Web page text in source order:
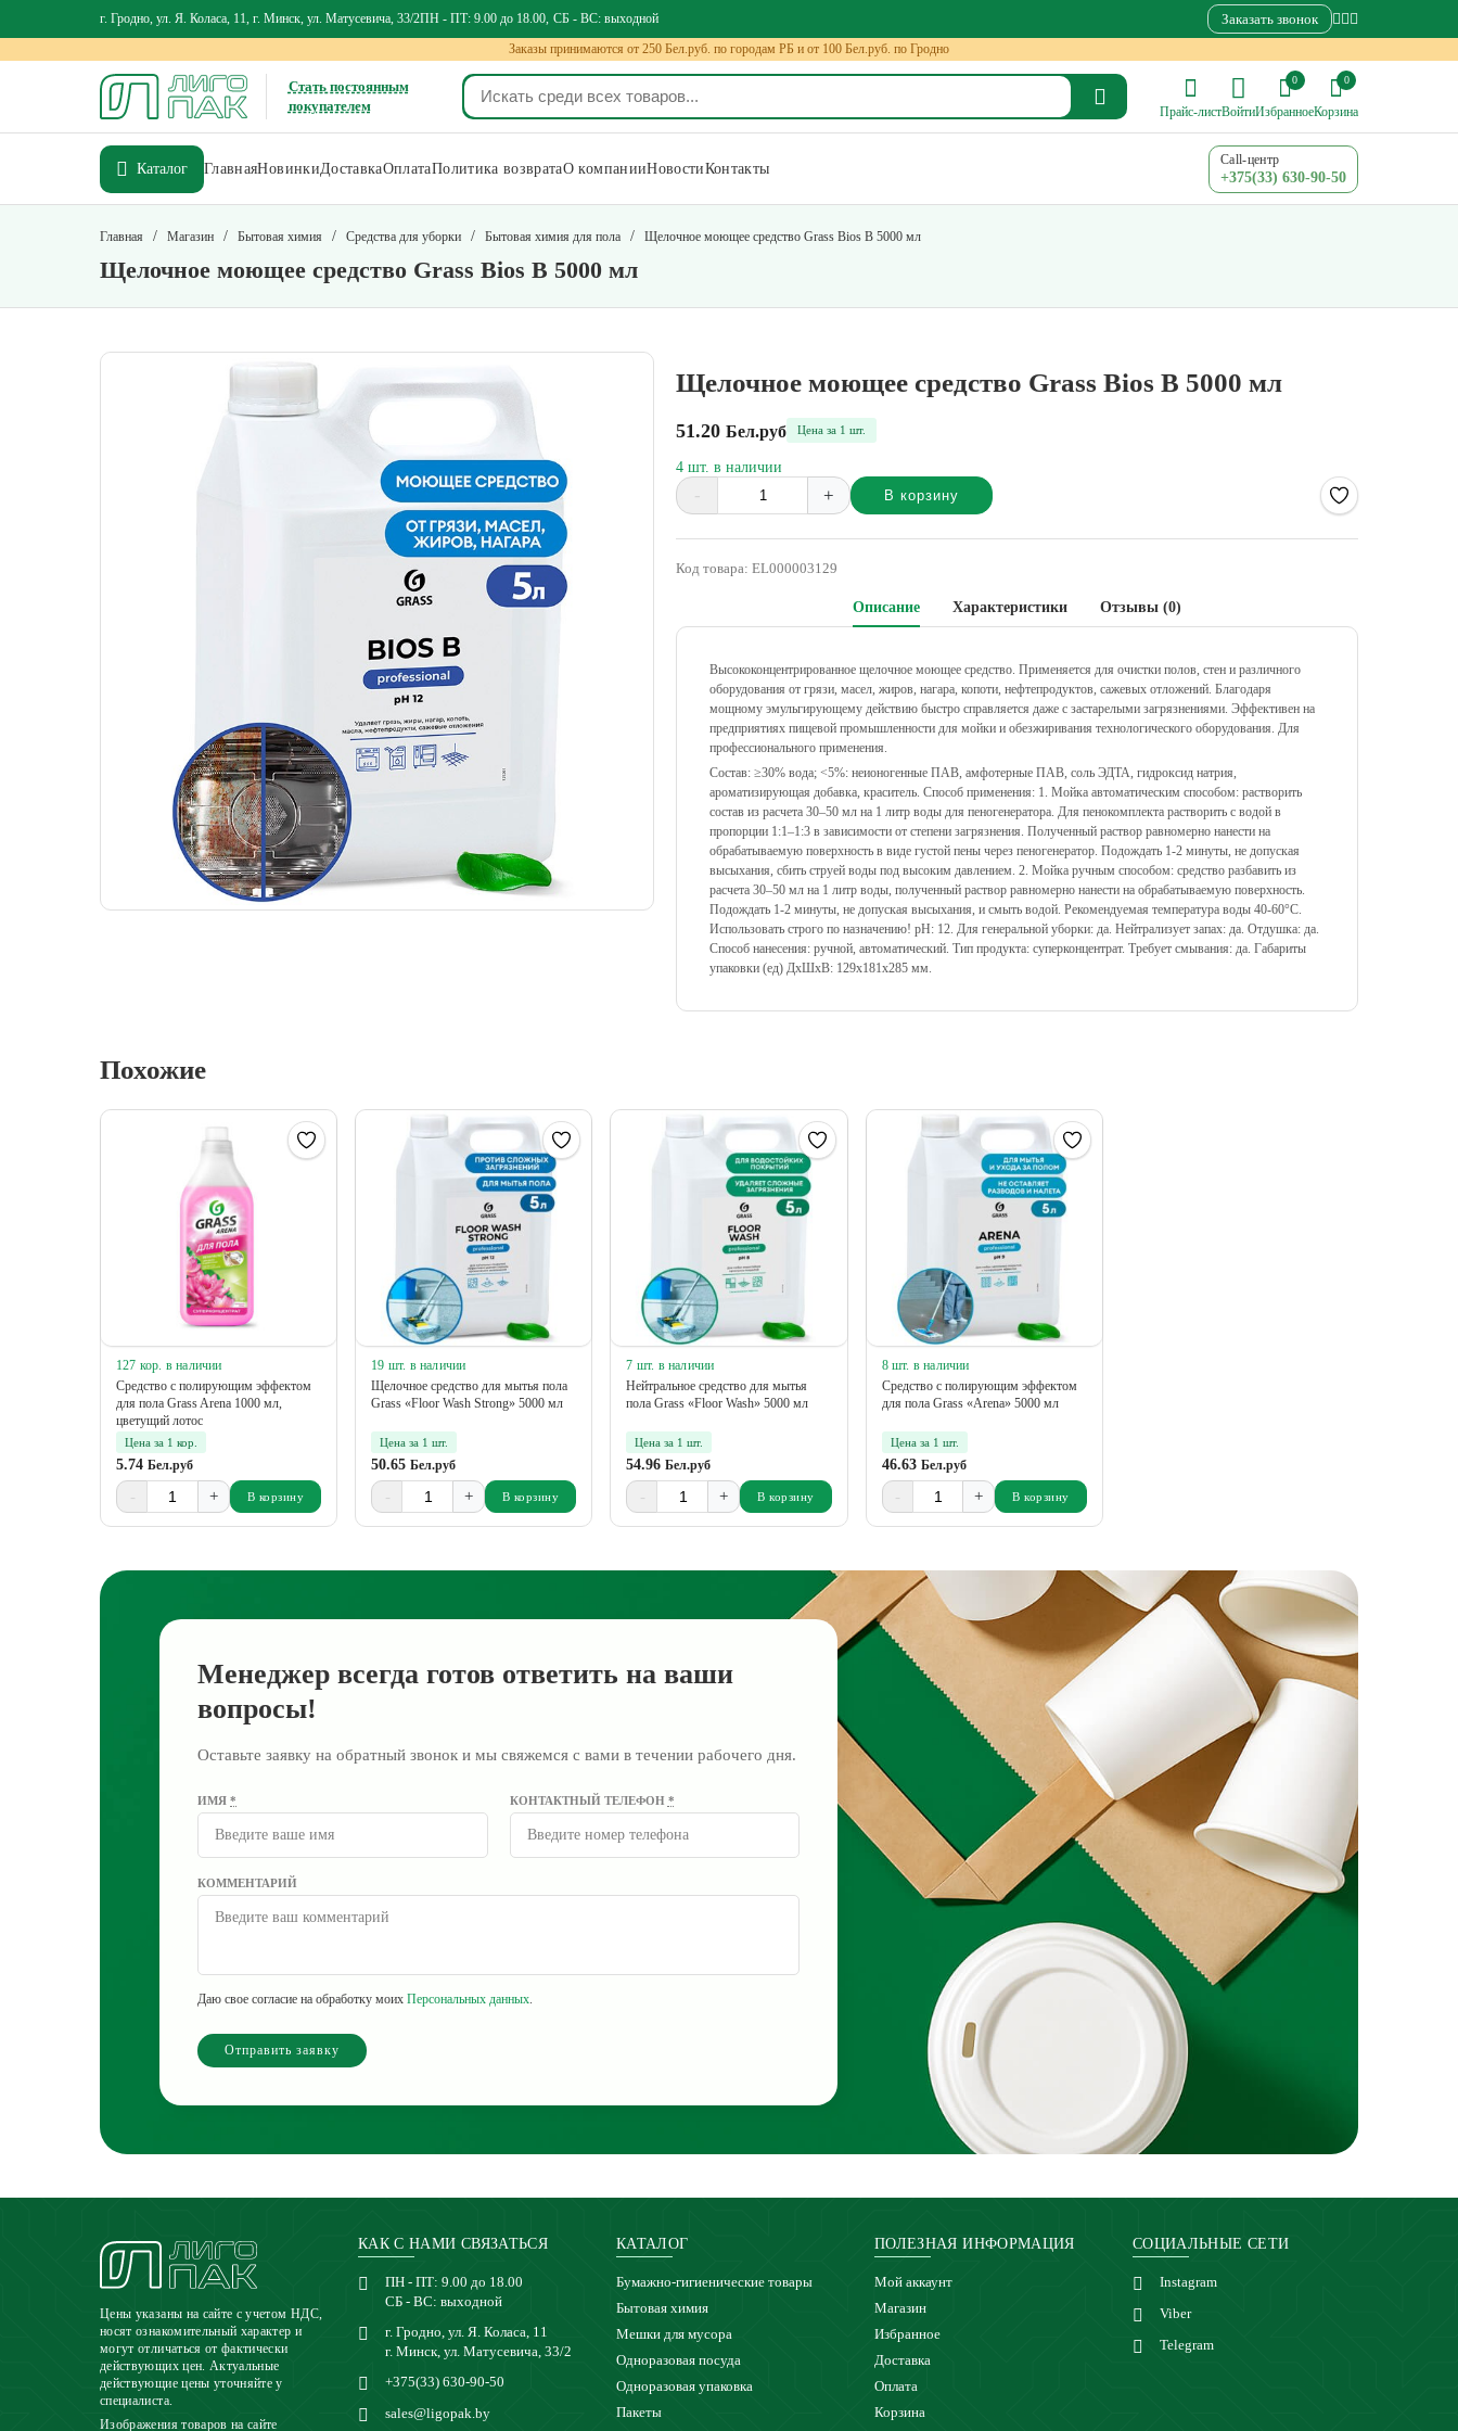
г. Гродно, ул. Я. Коласа, 11, г. Минск, ул. Матусевича, 33/2ПН - ПТ: 9.00 до 18.00 СБ - ВС: выходной Заказать звонок
Заказы принимаются от 250 Бел.руб. по городам РБ и от 100 Бел.руб. по Гродно
Стать постоянным
покупателем
Прайс-листВойти
0
Избранное
0
Корзина
Каталог ГлавнаяНовинкиДоставкаОплатаПолитика возвратаО компанииНовостиКонтакты
Call-центр
+375(33) 630-90-50
Главная / Магазин / Бытовая химия / Средства для уборки / Бытовая химия для пола / Щелочное моющее средство Grass Bios B 5000 мл
Щелочное моющее средство Grass Bios B 5000 мл
Щелочное моющее средство Grass Bios B 5000 мл
51.20 Бел.руб Цена за 1 шт.
4 шт. в наличии
- + В корзину
Alternative:
Код товара: EL000003129
Описание Характеристики Отзывы (0)
Высококонцентрированное щелочное моющее средство. Применяется для очистки полов, стен и различного
оборудования от грязи, масел, жиров, нагара, копоти, нефтепродуктов, сажевых отложений. Благодаря
мощному эмульгирующему действию быстро справляется даже с застарелыми загрязнениями. Эффективен на
предприятиях пищевой промышленности для мойки и обезжиривания технологического оборудования. Для
профессионального применения.
Состав: ≥30% вода; <5%: неионогенные ПАВ, амфотерные ПАВ, соль ЭДТА, гидроксид натрия,
ароматизирующая добавка, краситель. Способ применения: 1. Мойка автоматическим способом: растворить
состав из расчета 30–50 мл на 1 литр воды для пеногенератора. Для пенокомплекта растворить с водой в
пропорции 1:1–1:3 в зависимости от степени загрязнения. Полученный раствор равномерно нанести на
обрабатываемую поверхность в виде густой пены через пеногенератор. Подождать 1-2 минуты, не допуская
высыхания, сбить струей воды под высоким давлением. 2. Мойка ручным способом: средство разбавить из
расчета 30–50 мл на 1 литр воды, полученный раствор равномерно нанести на обрабатываемую поверхность.
Подождать 1-2 минуты, не допуская высыхания, и смыть водой. Рекомендуемая температура воды 40-60°С.
Использовать строго по назначению! рН: 12. Для генеральной уборки: да. Нейтрализует запах: да. Отдушка: да.
Способ нанесения: ручной, автоматический. Тип продукта: суперконцентрат. Требует смывания: да. Габариты
упаковки (ед) ДхШхВ: 129x181x285 мм.
Похожие
127 кор. в наличии
Средство с полирующим эффектом
для пола Grass Arena 1000 мл,
цветущий лотос
Цена за 1 кор.
5.74 Бел.руб
- + В корзину
19 шт. в наличии
Щелочное средство для мытья пола
Grass «Floor Wash Strong» 5000 мл
Цена за 1 шт.
50.65Бел.руб
- + В корзину
7 шт. в наличии
Нейтральное средство для мытья
пола Grass «Floor Wash» 5000 мл
Цена за 1 шт.
54.96Бел.руб
- + В корзину
8 шт. в наличии
Средство с полирующим эффектом
для пола Grass «Arena» 5000 мл
Цена за 1 шт.
46.63 Бел.руб
- + В корзину
Менеджер всегда готов ответить на ваши
вопросы!
Оставьте заявку на обратный звонок и мы свяжемся с вами в течении рабочего дня.
ИМЯ * КОНТАКТНЫЙ ТЕЛЕФОН *
КОММЕНТАРИЙ
Даю свое согласие на обработку моих Персональных данных.
Отправить заявку
Цены указаны на сайте с учетом НДС,
носят ознакомительный характер и
могут отличаться от фактически
действующих цен. Актуальные
действующие цены уточняйте у
специалиста.
Изображения товаров на сайте
КАК С НАМИ СВЯЗАТЬСЯ
ПН - ПТ: 9.00 до 18.00
СБ - ВС: выходной
г. Гродно, ул. Я. Коласа, 11
г. Минск, ул. Матусевича, 33/2
+375(33) 630-90-50
sales@ligopak.by
КАТАЛОГ
Бумажно-гигиенические товары
Бытовая химия
Мешки для мусора
Одноразовая посуда
Одноразовая упаковка
Пакеты
ПОЛЕЗНАЯ ИНФОРМАЦИЯ
Мой аккаунт
Магазин
Избранное
Доставка
Оплата
Корзина
СОЦИАЛЬНЫЕ СЕТИ
Instagram
Viber
Telegram